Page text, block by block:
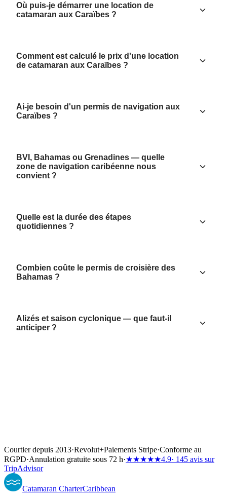
Où puis-je démarrer une location de
catamaran aux Caraïbes ?
Comment est calculé le prix d'une location
de catamaran aux Caraïbes ?
Ai-je besoin d'un permis de navigation aux
Caraïbes ?
BVI, Bahamas ou Grenadines — quelle
zone de navigation caribéenne nous
convient ?
Quelle est la durée des étapes
quotidiennes ?
Combien coûte le permis de croisière des
Bahamas ?
Alizés et saison cyclonique — que faut-il
anticiper ?
Courtier depuis 2013·Revolut+Paiements Stripe·Conforme au
RGPD·Annulation gratuite sous 72 h·★★★★★4.9· 145 avis sur
TripAdvisor
Catamaran CharterCaribbean